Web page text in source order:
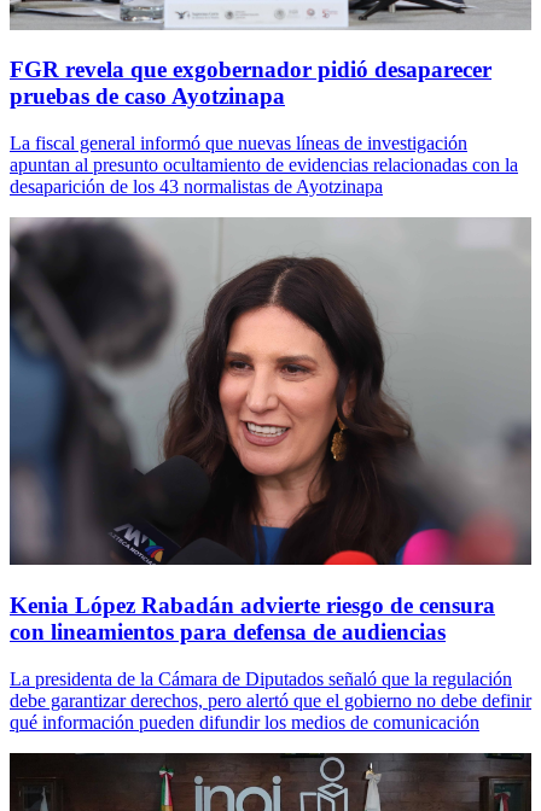
FGR revela que exgobernador pidió desaparecer
pruebas de caso Ayotzinapa
La fiscal general informó que nuevas líneas de investigación
apuntan al presunto ocultamiento de evidencias relacionadas con la
desaparición de los 43 normalistas de Ayotzinapa
Kenia López Rabadán advierte riesgo de censura
con lineamientos para defensa de audiencias
La presidenta de la Cámara de Diputados señaló que la regulación
debe garantizar derechos, pero alertó que el gobierno no debe definir
qué información pueden difundir los medios de comunicación